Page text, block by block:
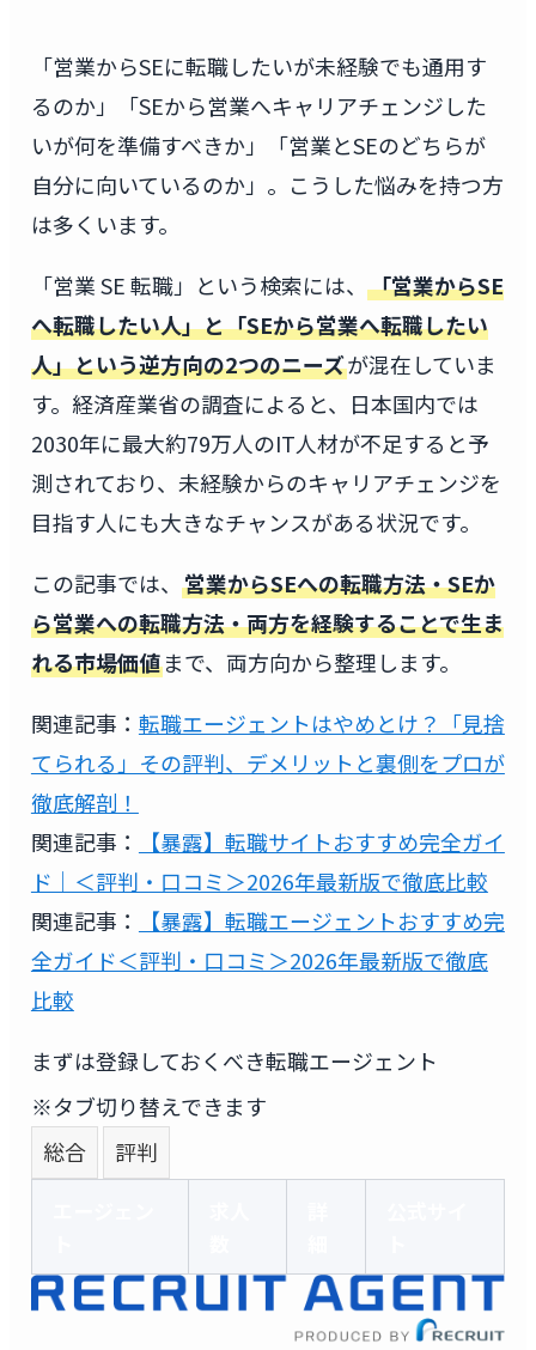
「営業からSEに転職したいが未経験でも通用す
るのか」「SEから営業へキャリアチェンジした
いが何を準備すべきか」「営業とSEのどちらが
自分に向いているのか」。こうした悩みを持つ方
は多くいます。
「営業 SE 転職」という検索には、 「営業からSE
へ転職したい人」と「SEから営業へ転職したい
人」という逆方向の2つのニーズが混在していま
す。経済産業省の調査によると、日本国内では
2030年に最大約79万人のIT人材が不足すると予
測されており、未経験からのキャリアチェンジを
目指す人にも大きなチャンスがある状況です。
この記事では、 営業からSEへの転職方法・SEか
ら営業への転職方法・両方を経験することで生ま
れる市場価値まで、両方向から整理します。
関連記事： 転職エージェントはやめとけ？「見捨
てられる」その評判、デメリットと裏側をプロが
徹底解剖！
関連記事：
【暴露】転職サイトおすすめ完全ガイ
ド｜＜評判・口コミ＞2026年最新版で徹底比較
関連記事：
【暴露】転職エージェントおすすめ完
全ガイド＜評判・口コミ＞2026年最新版で徹底
比較
まずは登録しておくべき転職エージェント
※タブ切り替えできます
総合
評判